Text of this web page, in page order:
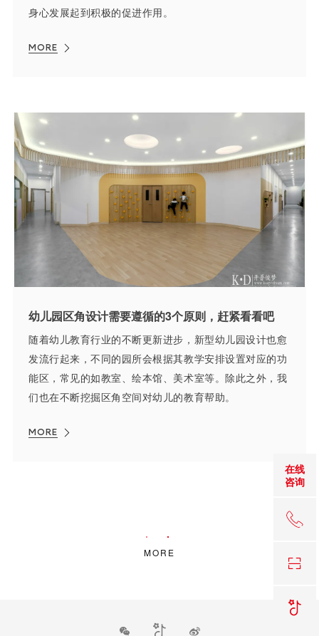
在线
咨询
身心发展起到积极的促进作用。
MORE
幼儿园区角设计需要遵循的3个原则，赶紧看看吧
随着幼儿教育行业的不断更新进步，新型幼儿园设计也愈
发流行起来，不同的园所会根据其教学安排设置对应的功
能区，常见的如教室、绘本馆、美术室等。除此之外，我
们也在不断挖掘区角空间对幼儿的教育帮助。
MORE
MORE